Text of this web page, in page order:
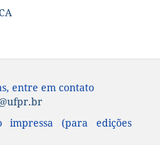
entre em contato
impressa (para edições